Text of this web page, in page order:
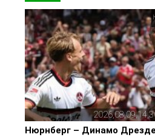
Нюрнберг – Динамо